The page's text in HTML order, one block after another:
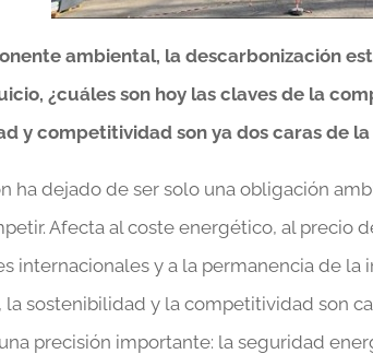
ambiental, la descarbonización
¿cuáles son hoy las claves de la
y competitividad son ya dos caras de
ha dejado de ser solo una obligación
Afecta al coste energético, al precio
internacionales y a la permanencia de la
la sostenibilidad y la competitividad son
precisión importante: la seguridad